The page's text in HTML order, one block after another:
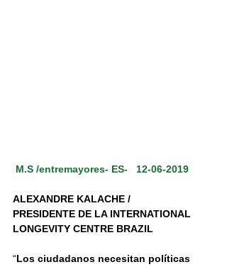
M.S /entremayores- ES-   12-06-2019
ALEXANDRE KALACHE /
PRESIDENTE DE LA INTERNATIONAL
LONGEVITY CENTRE BRAZIL
“Los ciudadanos necesitan políticas